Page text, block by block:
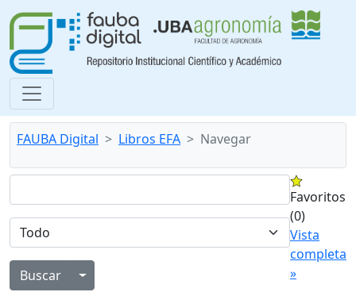
FAUBA Digital Libros EFA Navegar
Alternar menú desplegable
Favoritos
(0)
Vista
completa
»